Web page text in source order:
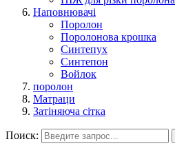
Наповнювачі
Поролон
Поролонова крошка
Синтепух
Синтепон
Войлок
поролон
Матраци
Затіняюча сітка
Поиск: